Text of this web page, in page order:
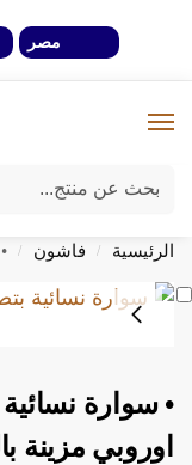
مصر
خصومات 40% لفترة محدوة وحتي نفاذ الكمية
الرئيسية / فاشون /
• سوارة
اوروبي مزينة